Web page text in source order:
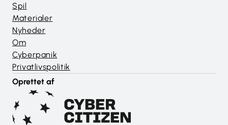
Spil
Materialer
Nyheder
Om
Cyberpanik
Privatlivspolitik
Oprettet af